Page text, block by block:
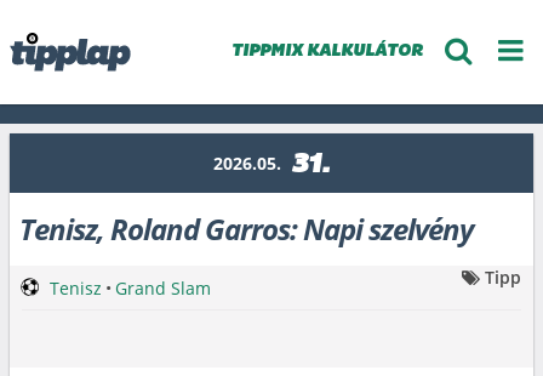
TIPPMIX KALKULÁTOR
2026.05. 31.
Tenisz, Roland Garros: Napi szelvény
Tenisz • Grand Slam Tipp